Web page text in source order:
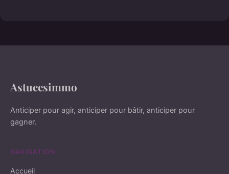
Astucesimmo
Anticiper pour agir, anticiper pour bâtir, anticiper pour
gagner.
NAVIGATION
Accueil